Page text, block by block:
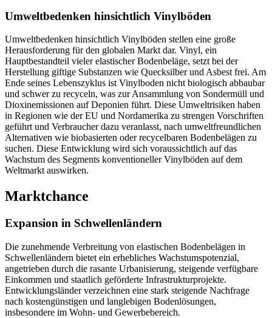
Umweltbedenken hinsichtlich Vinylböden
Umweltbedenken hinsichtlich Vinylböden stellen eine große
Herausforderung für den globalen Markt dar. Vinyl, ein
Hauptbestandteil vieler elastischer Bodenbeläge, setzt bei der
Herstellung giftige Substanzen wie Quecksilber und Asbest frei. Am
Ende seines Lebenszyklus ist Vinylboden nicht biologisch abbaubar
und schwer zu recyceln, was zur Ansammlung von Sondermüll und
Dioxinemissionen auf Deponien führt. Diese Umweltrisiken haben
in Regionen wie der EU und Nordamerika zu strengen Vorschriften
geführt und Verbraucher dazu veranlasst, nach umweltfreundlichen
Alternativen wie biobasierten oder recycelbaren Bodenbelägen zu
suchen. Diese Entwicklung wird sich voraussichtlich auf das
Wachstum des Segments konventioneller Vinylböden auf dem
Weltmarkt auswirken.
Marktchance
Expansion in Schwellenländern
Die zunehmende Verbreitung von elastischen Bodenbelägen in
Schwellenländern bietet ein erhebliches Wachstumspotenzial,
angetrieben durch die rasante Urbanisierung, steigende verfügbare
Einkommen und staatlich geförderte Infrastrukturprojekte.
Entwicklungsländer verzeichnen eine stark steigende Nachfrage
nach kostengünstigen und langlebigen Bodenlösungen,
insbesondere im Wohn- und Gewerbebereich.